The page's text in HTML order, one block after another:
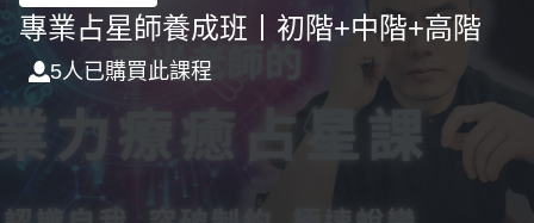
專業占星師養成班丨初階+中階+高階
5人已購買此課程